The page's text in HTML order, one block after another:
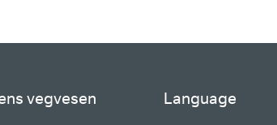
vegvesen Language